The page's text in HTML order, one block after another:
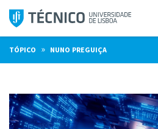
Saltar
para
o
conteúdo
TÓPICO » NUNO PREGUIÇA